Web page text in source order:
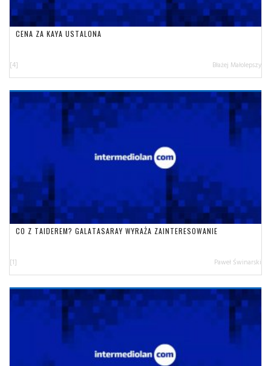
CENA ZA KAYA USTALONA
[4] Błażej Małolepszy
CO Z TAIDEREM? GALATASARAY WYRAŻA ZAINTERESOWANIE
[1] Paweł Świnarski